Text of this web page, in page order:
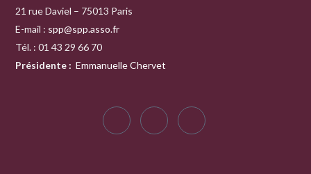
21 rue Daviel – 75013 Paris
E-mail : spp@spp.asso.fr
Tél. : 01 43 29 66 70
Présidente : Emmanuelle Chervet